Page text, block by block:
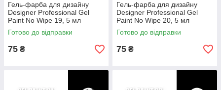
Гель-фарба для дизайну
Designer Professional Gel
Paint No Wipe 19, 5 мл
Готово до відправки
75 ₴
Гель-фарба для дизайну
Designer Professional Gel
Paint No Wipe 20, 5 мл
Готово до відправки
75 ₴